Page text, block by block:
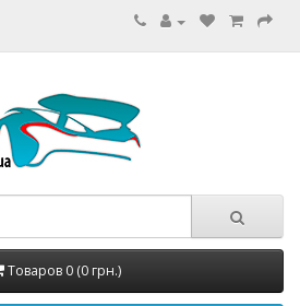
Товаров 0 (0 грн.)